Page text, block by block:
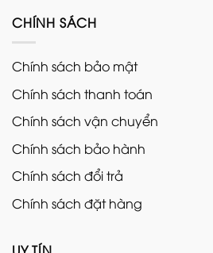
CHÍNH SÁCH
Chính sách bảo mật
Chính sách thanh toán
Chính sách vận chuyển
Chính sách bảo hành
Chính sách đổi trả
Chính sách đặt hàng
UY TÍN